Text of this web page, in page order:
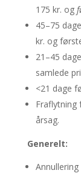
175 kr. og
45–75
kr. og
21–45
samlede
<21 dage
Fraflytning
årsag.
Generelt: